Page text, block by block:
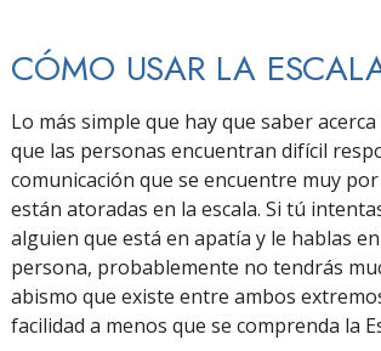
CÓMO USAR LA
Lo más simple que hay que saber acerca
que las personas encuentran difícil
comunicación que se encuentre muy
están atoradas en la escala. Si tú
alguien que está en apatía y le hablas
persona, probablemente no tendrás
abismo que existe entre ambos
facilidad a menos que se comprenda la